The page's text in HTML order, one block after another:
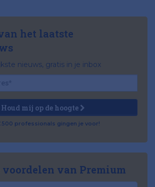
het laatste
nieuws, gratis in je inbox
Houd mij op de hoogte
professionals gingen je voor!
voordelen van Premium